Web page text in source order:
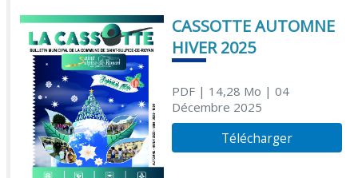
CASSOTTE AUTOMNE
HIVER 2025
PDF| 14,28 Mo | 04
Décembre 2025
Télécharger